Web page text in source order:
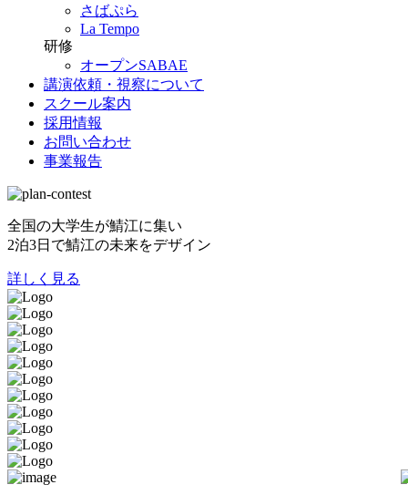
さばぷら
La Tempo
研修
オープンSABAE
講演依頼・視察について
スクール案内
採用情報
お問い合わせ
事業報告
全国の大学生が鯖江に集い
2泊3日で鯖江の未来をデザイン
詳しく見る